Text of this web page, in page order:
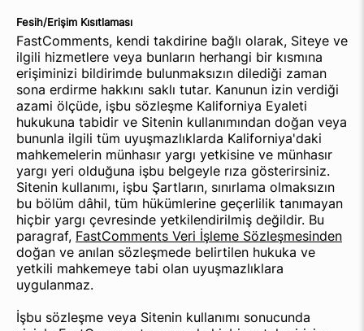
Fesih/Erişim Kısıtlaması
FastComments, kendi takdirine bağlı olarak, Siteye ve
ilgili hizmetlere veya bunların herhangi bir kısmına
erişiminizi bildirimde bulunmaksızın dilediği zaman
sona erdirme hakkını saklı tutar. Kanunun izin verdiği
azami ölçüde, işbu sözleşme Kaliforniya Eyaleti
hukukuna tabidir ve Sitenin kullanımından doğan veya
bununla ilgili tüm uyuşmazlıklarda Kaliforniya'daki
mahkemelerin münhasır yargı yetkisine ve münhasır
yargı yeri olduğuna işbu belgeyle rıza gösterirsiniz.
Sitenin kullanımı, işbu Şartların, sınırlama olmaksızın
bu bölüm dâhil, tüm hükümlerine geçerlilik tanımayan
hiçbir yargı çevresinde yetkilendirilmiş değildir. Bu
paragraf, FastComments Veri İşleme Sözleşmesinden
doğan ve anılan sözleşmede belirtilen hukuka ve
yetkili mahkemeye tabi olan uyuşmazlıklara
uygulanmaz.
İşbu sözleşme veya Sitenin kullanımı sonucunda